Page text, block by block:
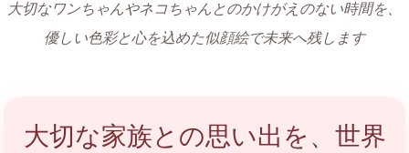
大切なワンちゃんやネコちゃんとのかけがえのない時間を、
優しい色彩と心を込めた似顔絵で未来へ残します
大切な家族との思い出を、世界